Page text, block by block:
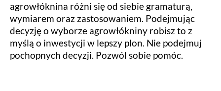
agrowłóknina różni się od siebie gramaturą,
wymiarem oraz zastosowaniem. Podejmując
decyzję o wyborze agrowłókniny robisz to z
myślą o inwestycji w lepszy plon. Nie podejmuj
pochopnych decyzji. Pozwól sobie pomóc.